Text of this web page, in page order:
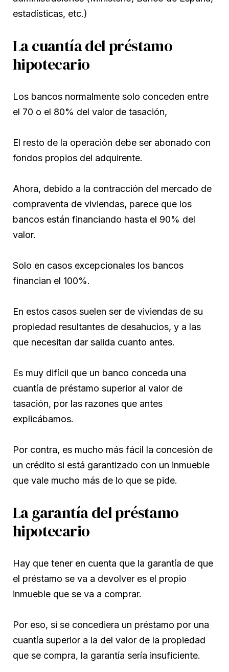
estadísticas, etc.)
La cuantía del préstamo
hipotecario
Los bancos normalmente solo conceden entre
el 70 o el 80% del valor de tasación,
El resto de la operación debe ser abonado con
fondos propios del adquirente.
Ahora, debido a la contracción del mercado de
compraventa de viviendas, parece que los
bancos están financiando hasta el 90% del
valor.
Solo en casos excepcionales los bancos
financian el 100%.
En estos casos suelen ser de viviendas de su
propiedad resultantes de desahucios, y a las
que necesitan dar salida cuanto antes.
Es muy difícil que un banco conceda una
cuantía de préstamo superior al valor de
tasación, por las razones que antes
explicábamos.
Por contra, es mucho más fácil la concesión de
un crédito si está garantizado con un inmueble
que vale mucho más de lo que se pide.
La garantía del préstamo
hipotecario
Hay que tener en cuenta que la garantía de que
el préstamo se va a devolver es el propio
inmueble que se va a comprar.
Por eso, si se concediera un préstamo por una
cuantía superior a la del valor de la propiedad
que se compra, la garantía sería insuficiente.